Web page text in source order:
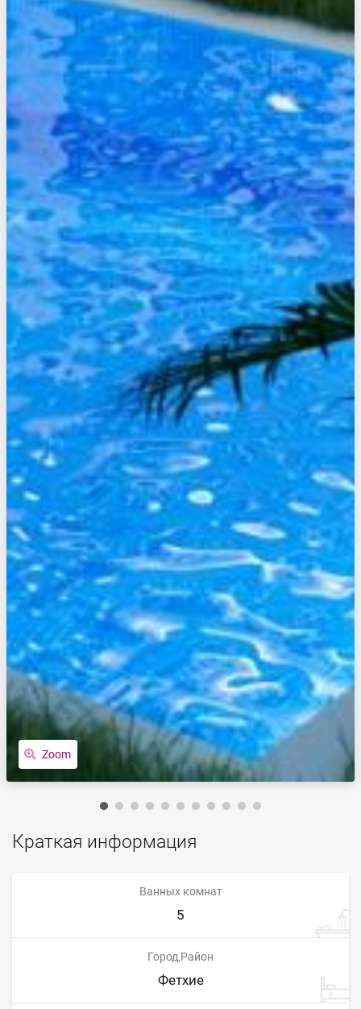
Zoom
Краткая информация
Ванных комнат
5
Город,Район
Фетхие